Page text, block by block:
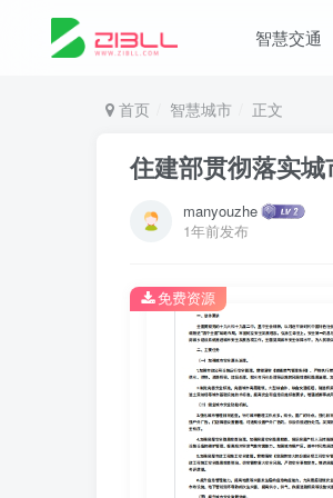
智慧交通
首页 智慧城市 正文
住建部贯彻落实
manyouzhe
1年前发布
免费资源